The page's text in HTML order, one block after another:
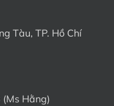
Tàu, TP. Hồ Chí
(Ms Hằng)